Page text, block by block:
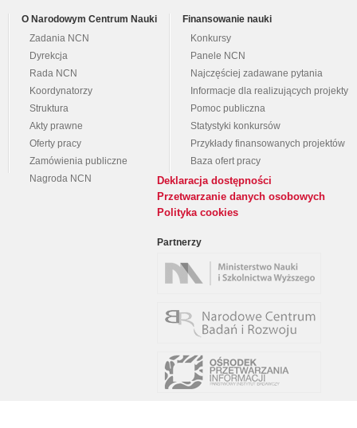
O Narodowym Centrum Nauki
Zadania NCN
Dyrekcja
Rada NCN
Koordynatorzy
Struktura
Akty prawne
Oferty pracy
Zamówienia publiczne
Nagroda NCN
Finansowanie nauki
Konkursy
Panele NCN
Najczęściej zadawane pytania
Informacje dla realizujących projekty
Pomoc publiczna
Statystyki konkursów
Przykłady finansowanych projektów
Baza ofert pracy
Deklaracja dostępności
Przetwarzanie danych osobowych
Polityka cookies
Partnerzy